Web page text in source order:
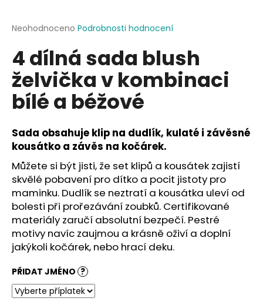
Průměrné
produktu
je
0,0
z
5
hvězdiček.
Neohodnoceno Podrobnosti hodnocení
4 dílná sada blush
želvička v kombinaci
bílé a béžové
Sada obsahuje klip na dudlík, kulaté i závěsné
kousátko a závěs na kočárek.
Můžete si být jisti, že set klipů a kousátek zajistí
skvělé pobavení pro dítko a pocit jistoty pro
maminku. Dudlík se neztratí a kousátka uleví od
bolesti při prořezávání zoubků. Certifikované
materiály zaručí absolutní bezpečí. Pestré
motivy navíc zaujmou a krásně oživí a doplní
jakýkoli kočárek, nebo hrací deku.
PŘIDAT JMÉNO ?
j
t
?
HLEDAT
D
o
p
o
r
u
č
u
j